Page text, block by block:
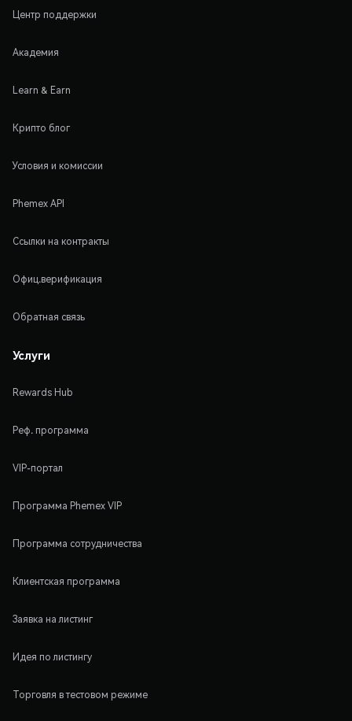
Центр поддержки
Академия
Learn & Earn
Крипто блог
Условия и комиссии
Phemex API
Ссылки на контракты
Офиц.верификация
Обратная связь
Услуги
Rewards Hub
Реф. программа
VIP-портал
Программа Phemex VIP
Программа сотрудничества
Клиентская программа
Заявка на листинг
Идея по листингу
Торговля в тестовом режиме